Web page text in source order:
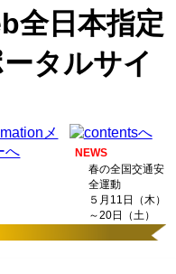
NEWS
春の全国交通安
全運動
５月11日（木）
～20日（土）